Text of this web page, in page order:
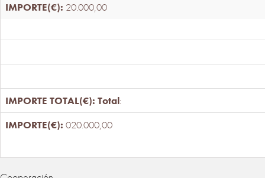
20.000,00
Total:
020.000,00